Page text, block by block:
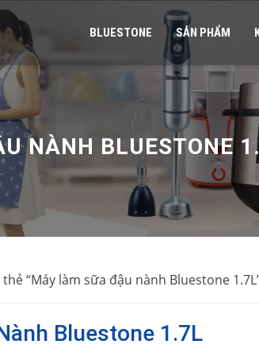
BLUESTONE SẢN PHẨM
NÀNH BLUESTONE
“Máy làm sữa đậu nành Bluestone
Bluestone 1.7L